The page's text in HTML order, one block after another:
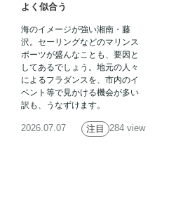
よく似合う
海のイメージが強い湘南・藤
沢。セーリングなどのマリンス
ポーツが盛んなことも、要因と
してあるでしょう。地元の人々
によるフラダンスを、市内のイ
ベント等で見かける機会が多い
訳も、うなずけます。
2026.07.07 284 view
注目